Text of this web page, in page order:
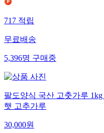
717적립
무료배송
5,396명구매중
팔도양식 국산 고춧가루
햇 고추가루
30,000원